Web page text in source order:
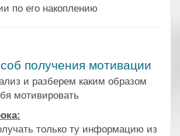
по его накоплению
получения мотивации
и разберем каким образом
мотивировать
только ту информацию из